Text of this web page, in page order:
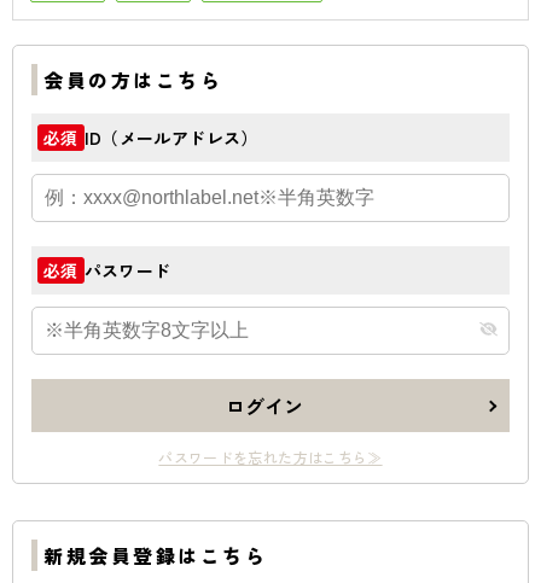
会員の方はこちら
必須 ID（メールアドレス）
必須 パスワード
ログイン
パスワードを忘れた方はこちら≫
新規会員登録はこちら